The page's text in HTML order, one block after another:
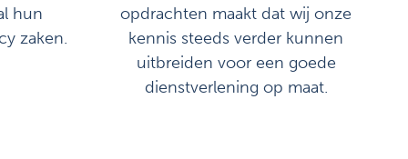
hun
zaken.
opdrachten maakt dat wij onze
kennis steeds verder kunnen
uitbreiden voor een goede
dienstverlening op maat.